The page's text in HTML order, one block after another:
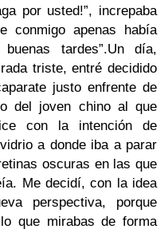
por usted!”, increpaba
conmigo apenas había
tardes”.Un día,
triste, entré decidido
justo enfrente de
del joven chino al que
con la intención de
a donde iba a parar
oscuras en las que
Me decidí, con la idea
perspectiva, porque
que mirabas de forma